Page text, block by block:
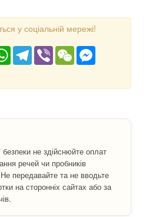
у соціальній мережі!
WhatsAppTelegram
Viber WeChat
не здійснюйте оплат
речей чи пробників
передавайте та не вводьте
на сторонніх сайтах або за